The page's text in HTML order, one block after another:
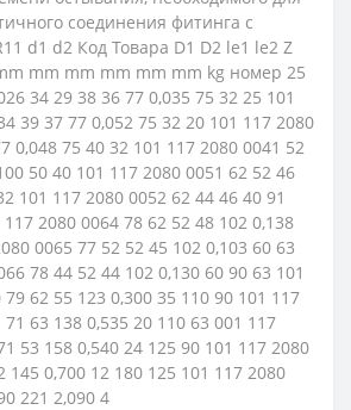
соединения фитинга с
d1 d2 Код Товара D1 D2 le1 le2 Z
mm mm mm mm mm kg номер 25
34 29 38 36 77 0,035 75 32 25 101
39 37 77 0,052 75 32 20 101 117 2080
0,048 75 40 32 101 117 2080 0041 52
50 40 101 117 2080 0051 62 52 46
101 117 2080 0052 62 44 46 40 91
2080 0064 78 62 52 48 102 0,138
0065 77 52 52 45 102 0,103 60 63
78 44 52 44 102 0,130 60 90 63 101
62 55 123 0,300 35 110 90 101 117
63 138 0,535 20 110 63 001 117
53 158 0,540 24 125 90 101 117 2080
145 0,700 12 180 125 101 117 2080
221 2,090 4